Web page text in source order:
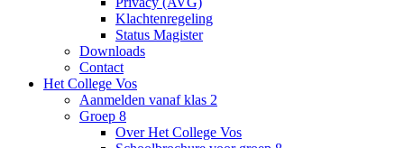
Klachtenregeling
Status Magister
Downloads
Contact
Het College Vos
Aanmelden vanaf klas 2
Groep 8
Over Het College Vos